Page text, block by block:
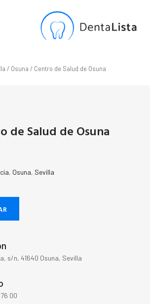
/ Osuna / Centro de Salud de Osuna
de Salud de Osuna
, Osuna, Sevilla
s/n, 41640 Osuna, Sevilla
00